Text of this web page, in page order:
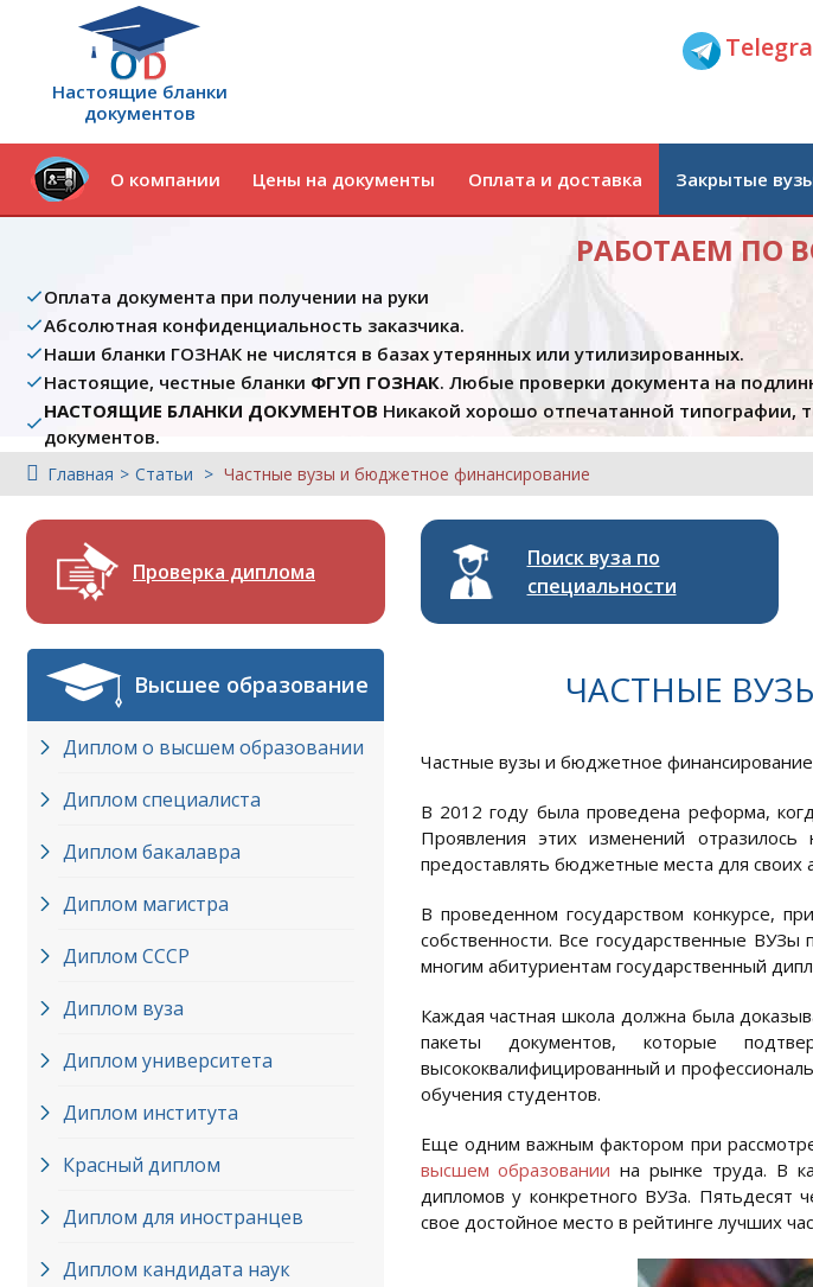
Настоящие бланки
документов
О компании Цены на документы Оплата и доставка Закрытые
РАБОТАЕМ ПО
Оплата документа при получении на руки
Абсолютная конфиденциальность заказчика.
Наши бланки ГОЗНАК не числятся в базах утерянных или утилизированных.
Настоящие, честные бланки ФГУП ГОЗНАК. Любые проверки документа на
НАСТОЯЩИЕ БЛАНКИ ДОКУМЕНТОВ Никакой хорошо отпечатанной типографии,
документов.
Главная Статьи Частные вузы и бюджетное финансирование
Проверка диплома
Поиск вуза по
специальности
Высшее образование
Диплом о высшем образовании
Диплом специалиста
Диплом бакалавра
Диплом магистра
Диплом СССР
Диплом вуза
Диплом университета
Диплом института
Красный диплом
Диплом для иностранцев
Диплом кандидата наук
ЧАСТНЫЕ
Частные вузы и бюджетное
В 2012 году была проведена реформа,
Проявления этих изменений
предоставлять бюджетные места для своих
В проведенном государством конкурсе,
собственности. Все государственные
многим абитуриентам государственный
Каждая частная школа должна была
пакеты документов, которые
высококвалифицированный и
обучения студентов.
Еще одним важным фактором при
высшем образовании на рынке труда. В
дипломов у конкретного ВУЗа. Пятьдесят
свое достойное место в рейтинге лучших